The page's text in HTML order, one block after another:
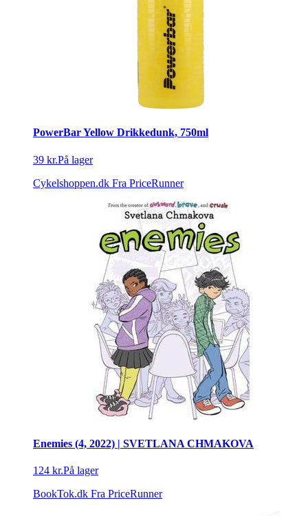
PowerBar Yellow Drikkedunk, 750ml
39 kr.På lager
Cykelshoppen.dk Fra PriceRunner
Enemies (4, 2022) | SVETLANA CHMAKOVA
124 kr.På lager
BookTok.dk Fra PriceRunner